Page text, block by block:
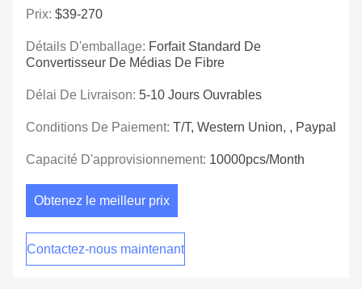
Prix: $39-270
Détails D'emballage: Forfait Standard De
Convertisseur De Médias De Fibre
Délai De Livraison: 5-10 Jours Ouvrables
Conditions De Paiement: T/T, Western Union, , Paypal
Capacité D'approvisionnement: 10000pcs/Month
Obtenez le meilleur prix
Contactez-nous maintenant